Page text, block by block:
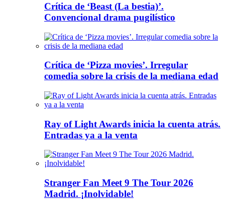
Crítica de ‘Beast (La bestia)’.
Convencional drama pugilístico
Crítica de ‘Pizza movies’. Irregular
comedia sobre la crisis de la mediana edad
Ray of Light Awards inicia la cuenta atrás.
Entradas ya a la venta
Stranger Fan Meet 9 The Tour 2026
Madrid. ¡Inolvidable!